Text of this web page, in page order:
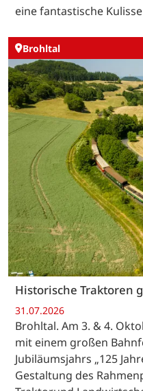
eine fantastische
Brohltal
Historische Traktoren
31.07.2026
Brohltal. Am 3. & 4.
mit einem großen
Jubiläumsjahrs „125
Gestaltung des